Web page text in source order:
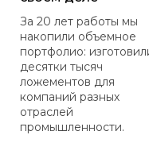
За 20 лет работы мы
накопили объемное
портфолио:
десятки тысяч
ложементов для
компаний разных
отраслей
промышленности.